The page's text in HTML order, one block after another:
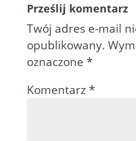
Prześlij komentarz
Twój adres e-mail
opublikowany.
oznaczone *
Komentarz *